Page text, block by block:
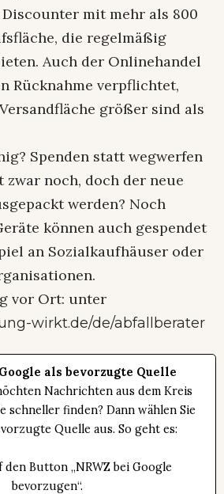
mit mehr als 800
die regelmäßig
Auch der Onlinehandel
Rücknahme verpflichtet,
größer sind als
Spenden statt wegwerfen
zwar noch, doch der neue
werden? Noch
können auch gespendet
an Sozialkaufhäuser oder
vor Ort: unter
wirkt.de/de/abfallberater
als bevorzugte Quelle
Nachrichten aus dem Kreis
schneller finden? Dann wählen Sie
Quelle aus. So geht es:
den Button „NRWZ bei Google
bevorzugen“.